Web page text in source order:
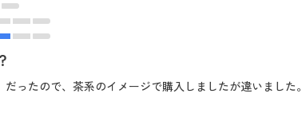
だったので、茶系のイメージで購入しましたが違いまし